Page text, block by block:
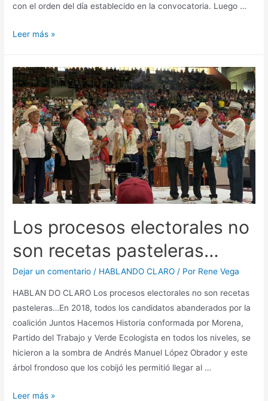
con el orden del día establecido en la convocatoria. Luego …
Leer más »
Los procesos electorales no
son recetas pasteleras…
Dejar un comentario / HABLANDO CLARO / Por Rene Vega
HABLAN DO CLARO Los procesos electorales no son recetas
pasteleras…En 2018, todos los candidatos abanderados por la
coalición Juntos Hacemos Historia conformada por Morena,
Partido del Trabajo y Verde Ecologista en todos los niveles, se
hicieron a la sombra de Andrés Manuel López Obrador y este
árbol frondoso que los cobijó les permitió llegar al …
Leer más »